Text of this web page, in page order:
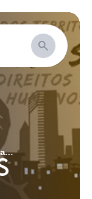
Um adeus ao Profeta da Simplicidade, da Paz, do Diálogo e da Solidariedade!